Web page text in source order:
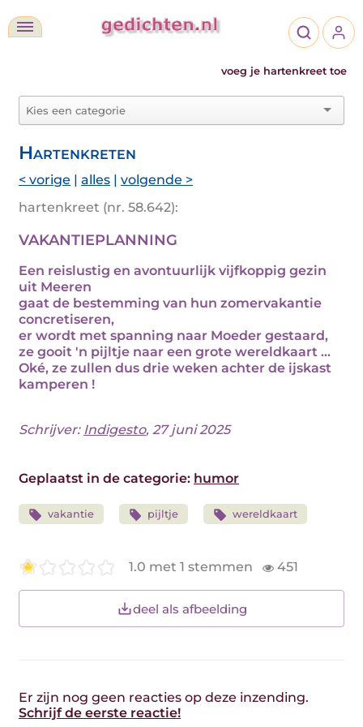
voeg je hartenkreet toe
Hartenkreten
< vorige | alles | volgende >
hartenkreet (nr. 58.642):
VAKANTIEPLANNING
Een reislustig en avontuurlijk vijfkoppig gezin
uit Meeren
gaat de bestemming van hun zomervakantie
concretiseren,
er wordt met spanning naar Moeder gestaard,
ze gooit 'n pijltje naar een grote wereldkaart ...
Oké, ze zullen dus drie weken achter de ijskast
kamperen !
Schrijver: Indigesto, 27 juni 2025
Geplaatst in de categorie: humor
vakantie pijltje wereldkaart
1.0 met 1 stemmen 451
deel als afbeelding
Er zijn nog geen reacties op deze inzending.
Schrijf de eerste reactie!